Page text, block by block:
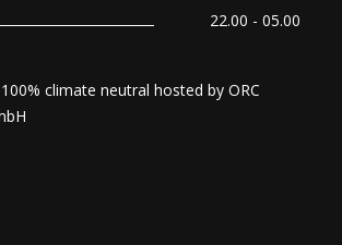
22.00 - 05.00
climate neutral hosted byORC